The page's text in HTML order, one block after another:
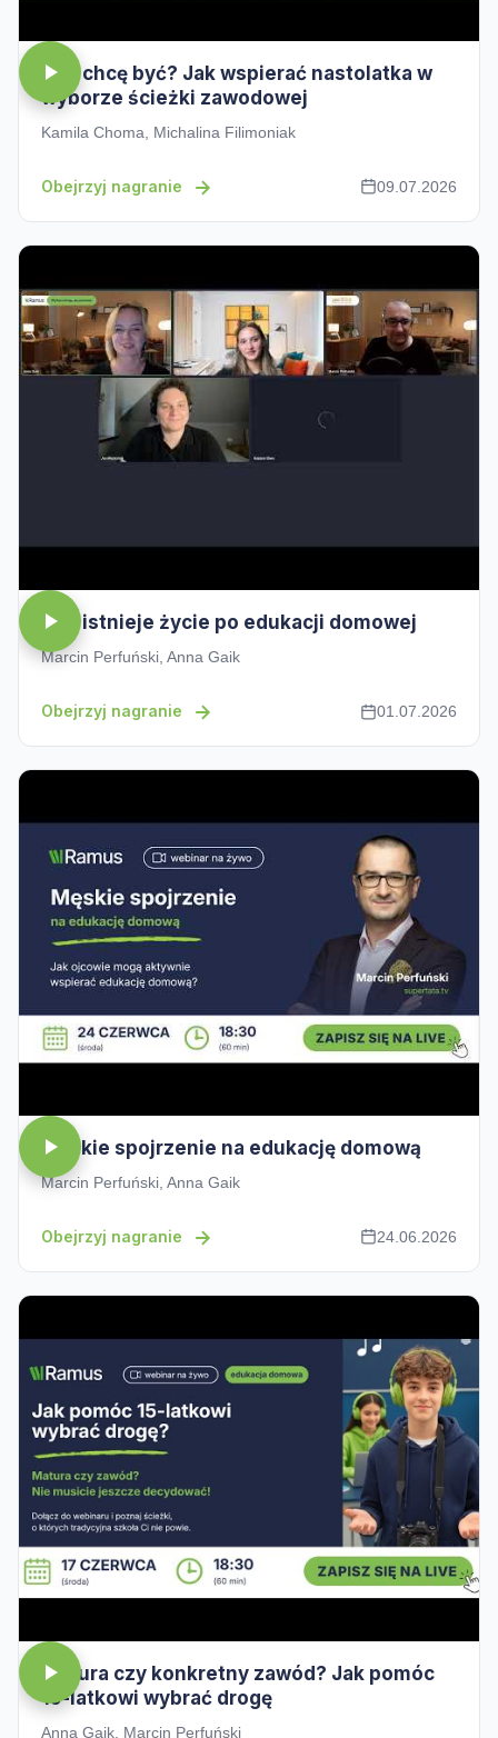
Kim chcę być? Jak wspierać nastolatka w
wyborze ścieżki zawodowej
Kamila Choma, Michalina Filimoniak
Obejrzyj nagranie 09.07.2026
Czy istnieje życie po edukacji domowej
Marcin Perfuński, Anna Gaik
Obejrzyj nagranie 01.07.2026
Męskie spojrzenie na edukację domową
Marcin Perfuński, Anna Gaik
Obejrzyj nagranie 24.06.2026
Matura czy konkretny zawód? Jak pomóc
15-latkowi wybrać drogę
Anna Gaik, Marcin Perfuński